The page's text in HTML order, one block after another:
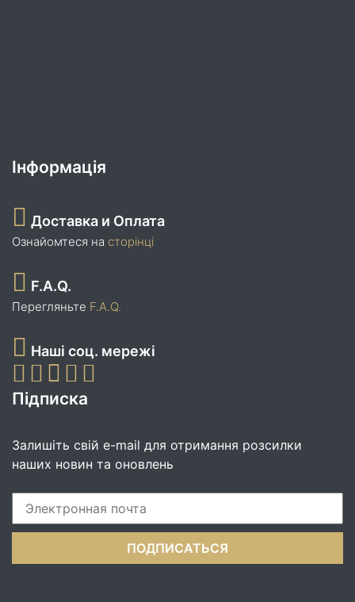
Інформація
Доставка и Оплата
Ознайомтеся на сторінці
F.A.Q.
Перегляньте F.A.Q.
Наші соц. мережі
Підписка
Залишіть свій e-mail для отримання розсилки
наших новин та оновлень